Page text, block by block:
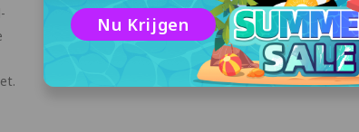
gratis proefaccount van 3 dagen met
automatische login als u PandaVPN voor het
eerst installeert.
Nu Krijgen